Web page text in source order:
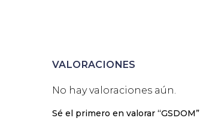
VALORACIONES
No hay valoraciones aún.
Sé el primero en valorar “GSDOM”